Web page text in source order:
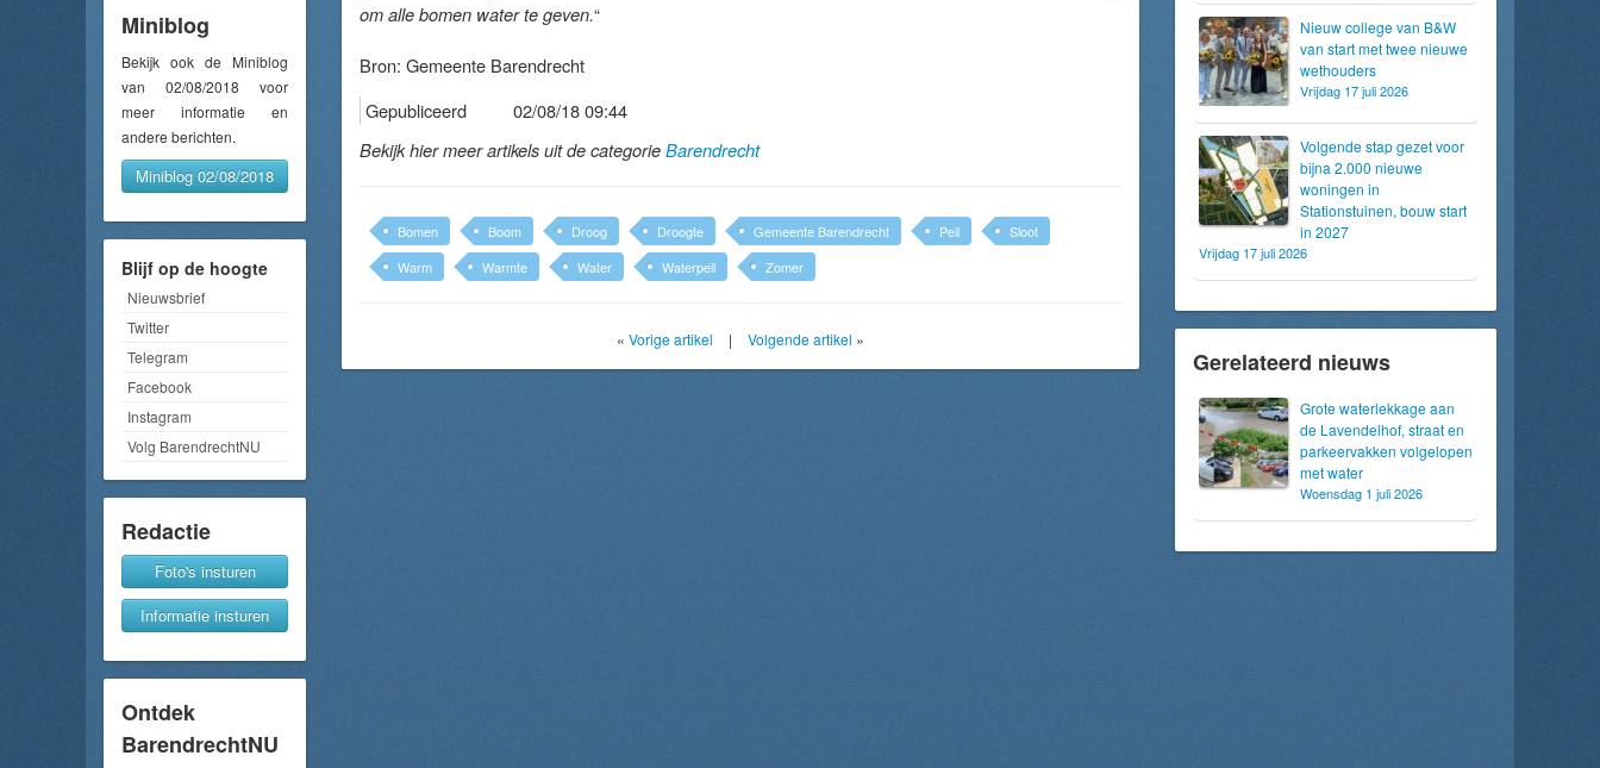
Miniblog
Bekijk ook de Miniblog
van 02/08/2018 voor
meer informatie en
andere berichten.
Miniblog 02/08/2018
Blijf op de hoogte
Nieuwsbrief
Twitter
Telegram
Facebook
Instagram
Volg BarendrechtNU
Redactie
Foto's insturen
Informatie insturen
Ontdek
BarendrechtNU
om alle bomen water te geven.“
Bron: Gemeente Barendrecht
Gepubliceerd
02/08/18 09:44
Bekijk hier meer artikels uit de categorie Barendrecht
Bomen Boom Droog Droogte Gemeente Barendrecht Peil
Sloot
Warm
Warmte Water Waterpeil Zomer
« Vorige artikel | Volgende artikel »
Nieuw college van B&W
van start met twee nieuwe
wethouders
Vrijdag 17 juli 2026
Volgende stap gezet voor
bijna 2.000 nieuwe
woningen in
Stationstuinen, bouw start
in 2027
Vrijdag 17 juli 2026
Gerelateerd nieuws
Grote waterlekkage aan
de Lavendelhof, straat en
parkeervakken volgelopen
met water
Woensdag 1 juli 2026